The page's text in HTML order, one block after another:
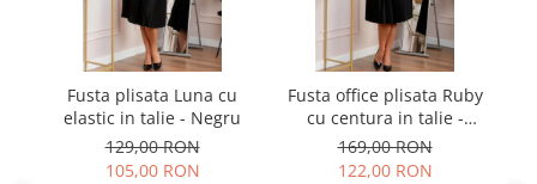
Fusta plisata Luna cu
elastic in talie - Negru
129,00 RON
105,00 RON
Fusta office plisata Ruby
cu centura in talie -
Negru
169,00 RON
122,00 RON